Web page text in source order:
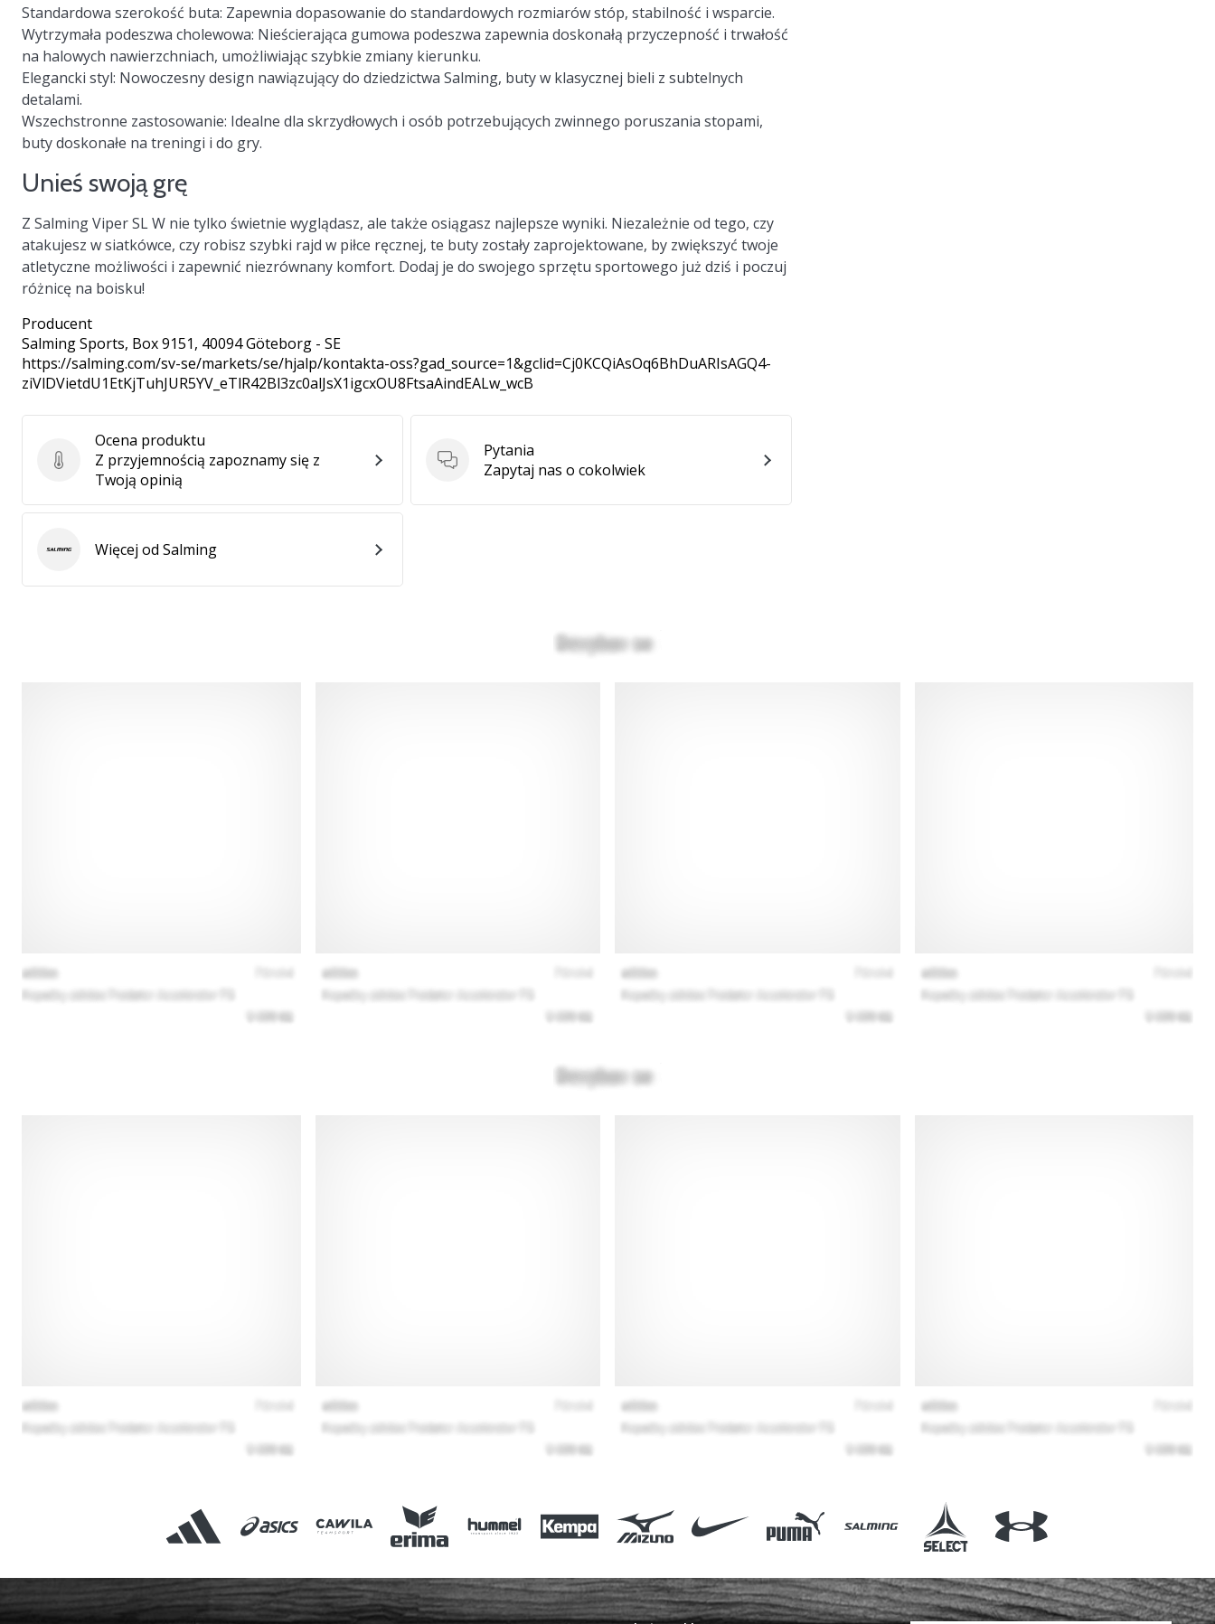
Standardowa szerokość buta: Zapewnia dopasowanie do standardowych rozmiarów stóp, stabilność i wsparcie.
Wytrzymała podeszwa cholewowa: Nieścierająca gumowa podeszwa zapewnia doskonałą przyczepność i trwałość
na halowych nawierzchniach, umożliwiając szybkie zmiany kierunku.
Elegancki styl: Nowoczesny design nawiązujący do dziedzictwa Salming, buty w klasycznej bieli z subtelnych
detalami.
Wszechstronne zastosowanie: Idealne dla skrzydłowych i osób potrzebujących zwinnego poruszania stopami,
buty doskonałe na treningi i do gry.
Unieś swoją grę
Z Salming Viper SL W nie tylko świetnie wyglądasz, ale także osiągasz najlepsze wyniki. Niezależnie od tego, czy
atakujesz w siatkówce, czy robisz szybki rajd w piłce ręcznej, te buty zostały zaprojektowane, by zwiększyć twoje
atletyczne możliwości i zapewnić niezrównany komfort. Dodaj je do swojego sprzętu sportowego już dziś i poczuj
różnicę na boisku!
Producent
Salming Sports, Box 9151, 40094 Göteborg - SE
https://salming.com/sv-se/markets/se/hjalp/kontakta-oss?gad_source=1&gclid=Cj0KCQiAsOq6BhDuARIsAGQ4-
ziVlDVietdU1EtKjTuhJUR5YV_eTlR42Bl3zc0alJsX1igcxOU8FtsaAindEALw_wcB
Ocena produktu
Ocena produktu
Z przyjemnością zapoznamy się z
Twoją opinią
Pytania
Pytania
Zapytaj nas o cokolwiek
SalmingWięcej od Salming